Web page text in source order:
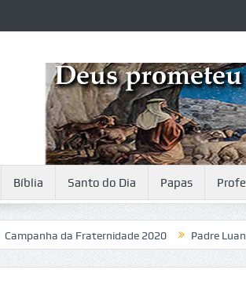
Bíblia Santo do Dia Papas
da Fraternidade 2020 Padre Luan toma